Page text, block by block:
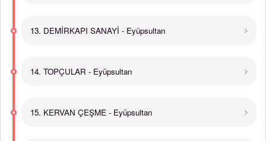
13. DEMİRKAPI SANAYİ - Eyüpsultan
14. TOPÇULAR - Eyüpsultan
15. KERVAN ÇEŞME - Eyüpsultan